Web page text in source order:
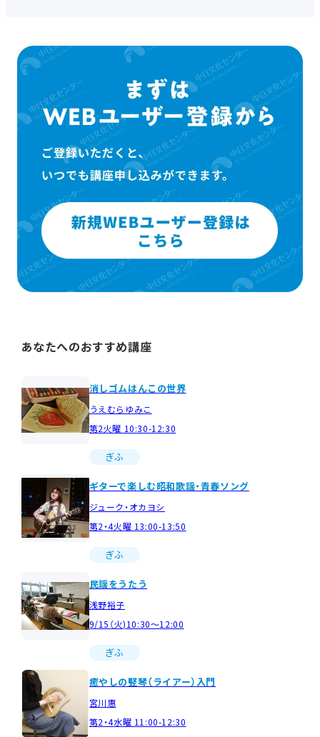
あなたへのおすすめ講座
消しゴムはんこの世界
うえむらゆみこ
第2火曜 10:30-12:30
ぎふ
ギターで楽しむ昭和歌謡・青春ソング
ジューク・オカヨシ
第2・4火曜 13:00-13:50
ぎふ
民謡をうたう
浅野裕子
9/15（火)10:30～12:00
ぎふ
癒やしの竪琴（ライアー）入門
宮川惠
第2・4水曜 11:00-12:30